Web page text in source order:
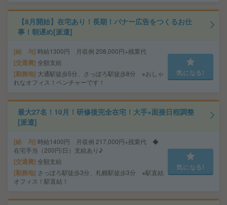
【8月開始】在宅あり！長期！バナー広告をつくるお仕
事！朝遅め[派遣]
給 与 時給1300円 月収例 208,000円+残業代
交通費 全額支給
勤務地 大通駅徒歩5分、さっぽろ駅徒歩8分 ※おしゃ
れなオフィス！ベンチャーです！
気になる!
最大27名！10月！研修後完全在宅！大手×面接日程調整
[派遣]
給 与 時給1400円 月収例 217,000円+残業代 ◆
在宅手当（200円/日）支給あり♪
交通費 全額支給
勤務地 さっぽろ駅徒歩3分、札幌駅徒歩3分 ※駅直結
オフィス！駅直結！
気になる!